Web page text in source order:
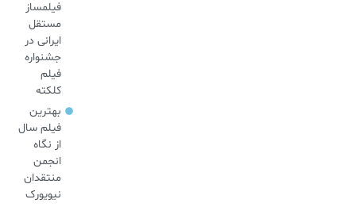
فیلمساز
مستقل
ایرانی در
جشنواره
فیلم
کلکته
بهترین
فیلم سال
از نگاه
انجمن
منتقدان
نیویورک